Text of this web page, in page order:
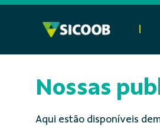
Nossas
Aqui estão disponíveis